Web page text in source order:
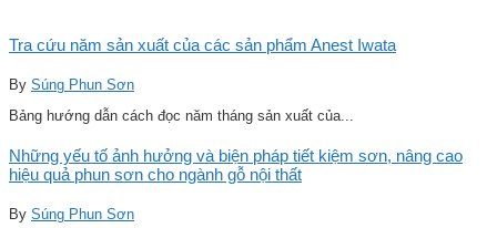
Tra cứu năm sản xuất của các sản phẩm Anest Iwata
By Súng Phun Sơn
Bảng hướng dẫn cách đọc năm tháng sản xuất của...
Những yếu tố ảnh hưởng và biện pháp tiết kiệm sơn, nâng cao
hiệu quả phun sơn cho ngành gỗ nội thất
By Súng Phun Sơn